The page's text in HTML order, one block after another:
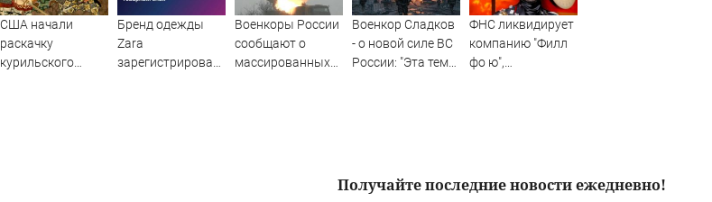
США начали
раскачку
курильского
Бренд одежды
Zara
зарегистрировал
Военкоры России
сообщают о
массированных
Военкор Сладков
- о новой силе ВС
России: "Эта тема
ФНС ликвидирует
компанию "Филл
фо ю",
Получайте последние новости ежедневно!